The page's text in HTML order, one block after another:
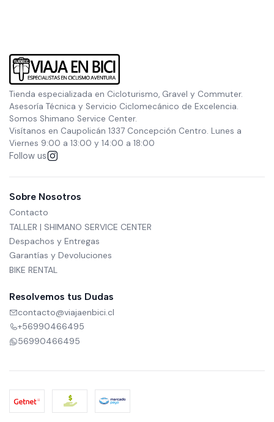
Tienda especializada en Cicloturismo, Gravel y Commuter.
Asesoría Técnica y Servicio Ciclomecánico de Excelencia.
Somos Shimano Service Center.
Visítanos en Caupolicán 1337 Concepción Centro. Lunes a
Viernes 9:00 a 13:00 y 14:00 a 18:00
Follow us
Sobre Nosotros
Contacto
TALLER | SHIMANO SERVICE CENTER
Despachos y Entregas
Garantías y Devoluciones
BIKE RENTAL
Resolvemos tus Dudas
contacto@viajaenbici.cl
+56990466495
56990466495